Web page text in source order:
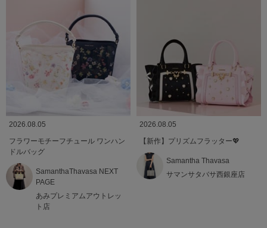
2026.08.05
フラワーモチーフチュール ワンハン
ドルバッグ
SamanthaThavasa NEXT
PAGE
あみプレミアムアウトレッ
ト店
2026.08.05
【新作】プリズムフラッター💖
Samantha Thavasa
サマンサタバサ西銀座店